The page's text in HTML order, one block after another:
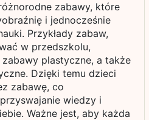
zabawy, które
i jednocześnie
Przykłady zabaw,
w przedszkolu,
plastyczne, a także
Dzięki temu dzieci
zabawę, co
wiedzy i
Ważne jest, aby każda